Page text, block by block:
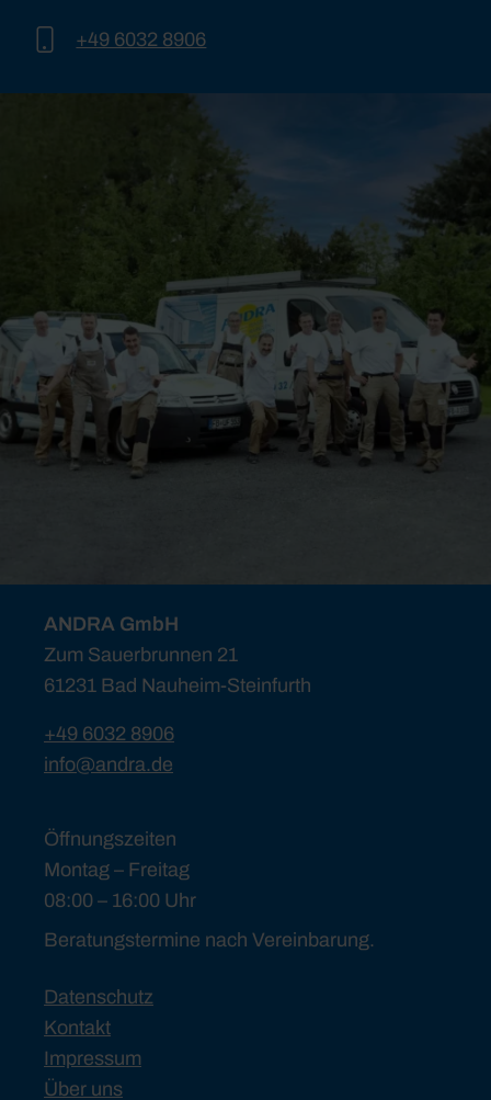
+49 6032 8906
ANDRA GmbH
Zum Sauerbrunnen 21
61231 Bad Nauheim-Steinfurth
+49 6032 8906
info@andra.de
Öffnungszeiten
Montag – Freitag
08:00 – 16:00 Uhr
Beratungstermine nach Vereinbarung.
Datenschutz
Kontakt
Impressum
Über uns